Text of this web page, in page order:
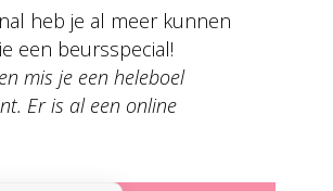
heb je al meer kunnen
een beursspecial!
mis je een heleboel
Er is al een online